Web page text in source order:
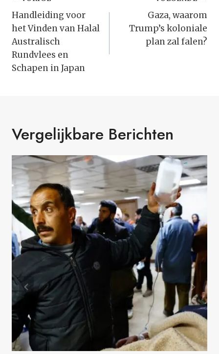
Navigatie
Handleiding voor
het Vinden van Halal
Australisch
Rundvlees en
Schapen in Japan
Gaza, waarom
Trump’s koloniale
plan zal falen?
Vergelijkbare Berichten